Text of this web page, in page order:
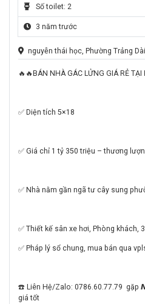
Số toilet: 2
3 năm trước
nguyễn thái học, Phường Trảng
🔥🔥BÁN NHÀ GÁC LỬNG GIÁ RẺ
✅ Diện tích 5×18
✅ Giá chỉ 1 tỷ 350 triệu – thương
✅ Nhà nằm gần ngã tư cây sung
✅ Thiết kế sân xe hơi, Phòng khách,
✅ Pháp lý sổ chung, mua bán qua
☎️ Liên Hệ/Zalo: 0786.60.77.79 gặp
giá tốt